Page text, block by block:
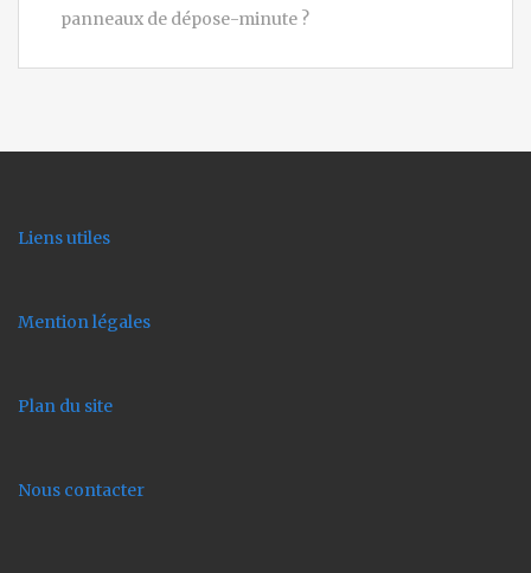
panneaux de dépose-minute ?
Liens utiles
Mention légales
Plan du site
Nous contacter